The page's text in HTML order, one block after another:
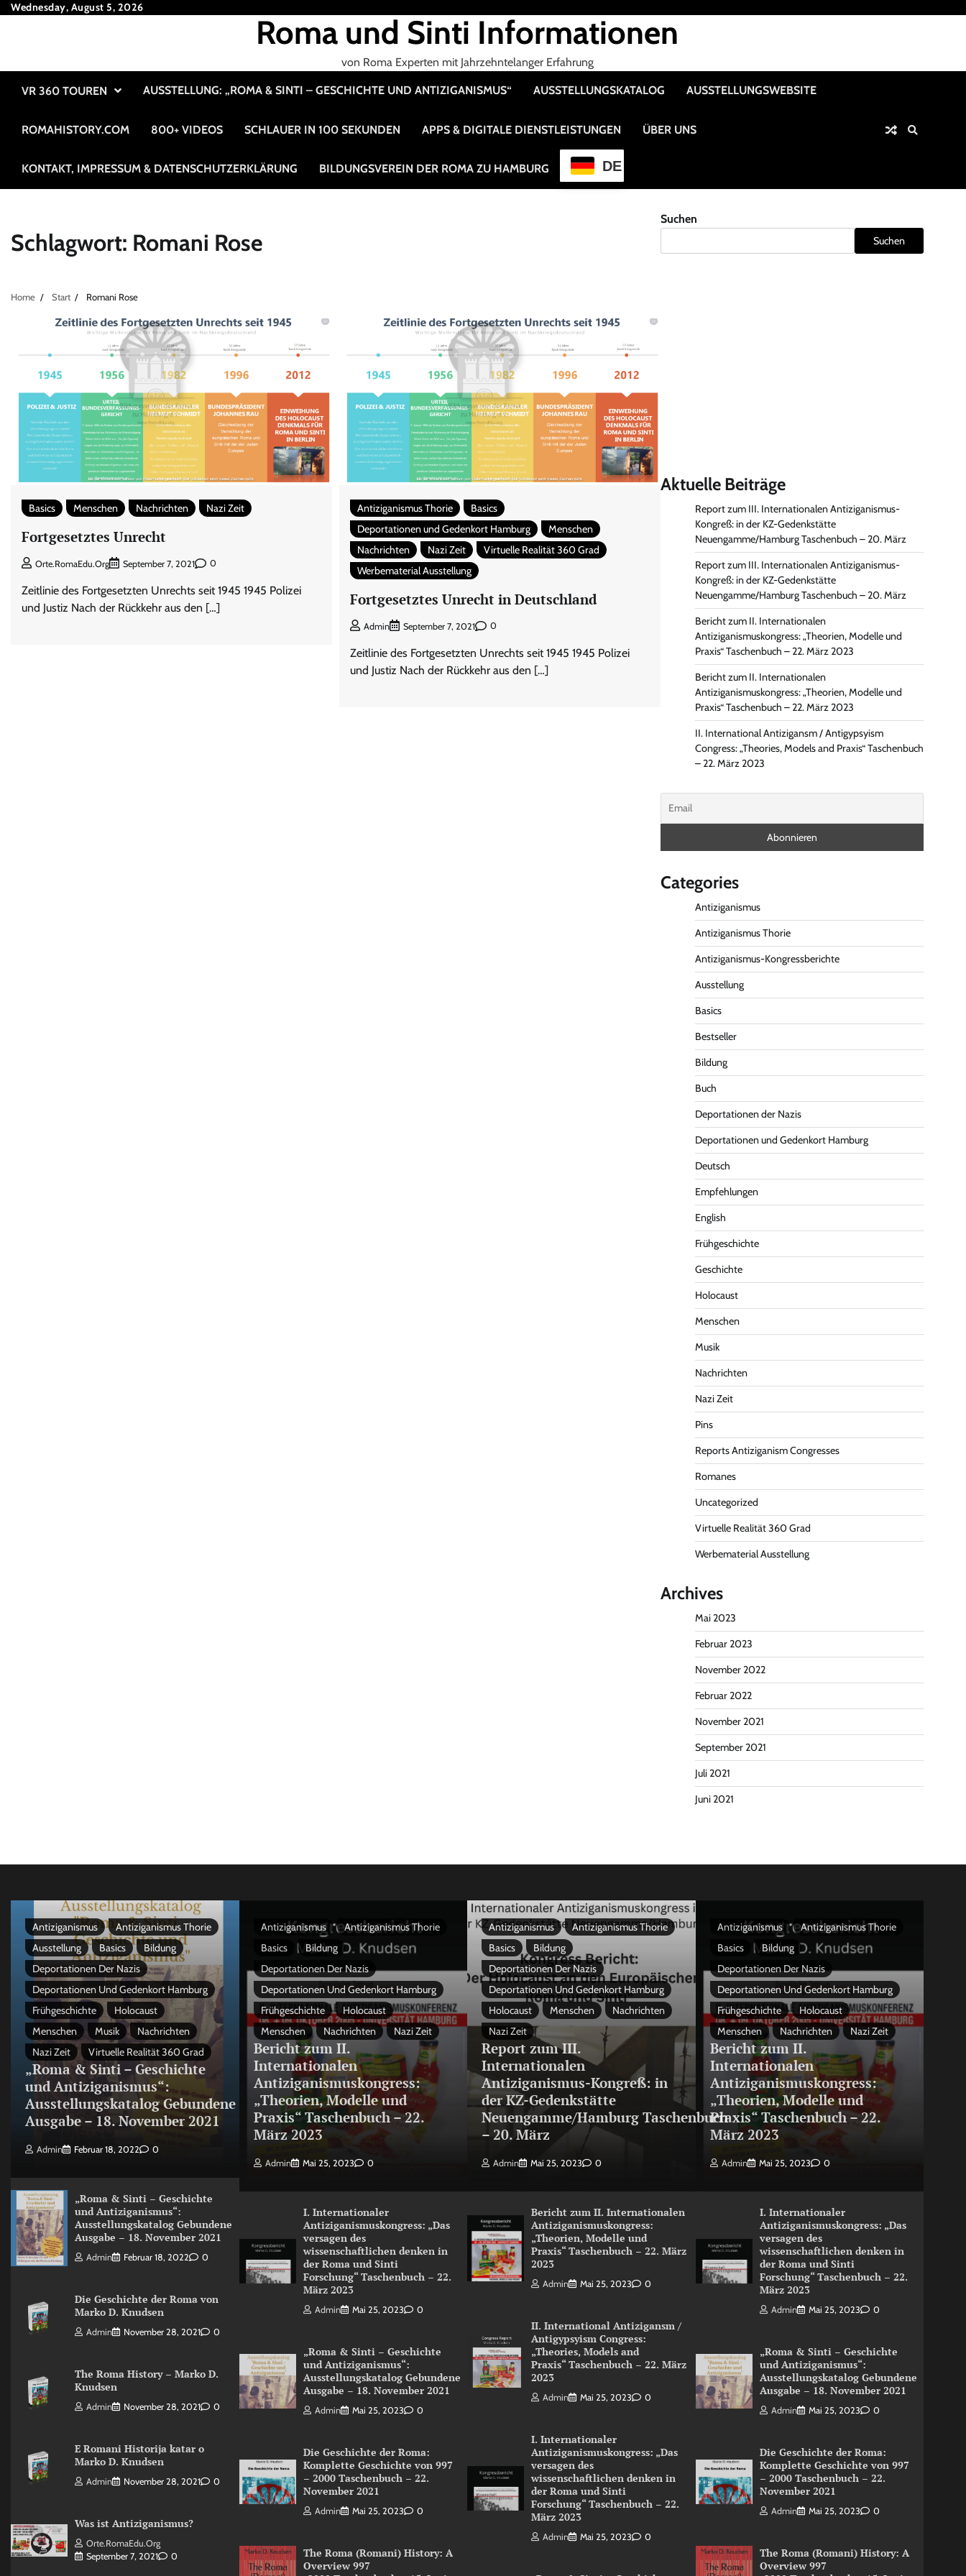
SkipWednesday, August 5, 2026
Roma und Sinti Informationen
von Roma Experten mit Jahrzehntelanger Erfahrung
VR 360 TOUREN AUSSTELLUNG: „ROMA & SINTI – GESCHICHTE UND ANTIZIGANISMUS“ AUSSTELLUNGSKATALOG AUSSTELLUNGSWEBSITE
ROMAHISTORY.COM 800+ VIDEOS SCHLAUER IN 100 SEKUNDEN APPS & DIGITALE DIENSTLEISTUNGEN ÜBER UNS
KONTAKT, IMPRESSUM & DATENSCHUTZERKLÄRUNG BILDUNGSVEREIN DER ROMA ZU HAMBURG DE
Schlagwort: Romani Rose
Home Start Romani Rose
Basics Menschen Nachrichten Nazi Zeit
Fortgesetztes Unrecht
Orte.RomaEdu.org September 7, 2021 0
Zeitlinie des Fortgesetzten Unrechts seit 1945 1945 Polizei
und Justiz Nach der Rückkehr aus den […]
Antiziganismus Thorie
Basics
Deportationen und Gedenkort Hamburg
Menschen
Nachrichten
Nazi Zeit
Virtuelle Realität 360 Grad
Werbematerial Ausstellung
Fortgesetztes Unrecht in Deutschland
Admin September 7, 2021 0
Zeitlinie des Fortgesetzten Unrechts seit 1945 1945 Polizei
und Justiz Nach der Rückkehr aus den […]
Suchen
Suchen
Aktuelle Beiträge
Report zum III. Internationalen Antiziganismus-
Kongreß: in der KZ-Gedenkstätte
Neuengamme/Hamburg Taschenbuch – 20. März
Report zum III. Internationalen Antiziganismus-
Kongreß: in der KZ-Gedenkstätte
Neuengamme/Hamburg Taschenbuch – 20. März
Bericht zum II. Internationalen
Antiziganismuskongress: „Theorien, Modelle und
Praxis“ Taschenbuch – 22. März 2023
Bericht zum II. Internationalen
Antiziganismuskongress: „Theorien, Modelle und
Praxis“ Taschenbuch – 22. März 2023
II. International Antizigansm / Antigypsyism
Congress: „Theories, Models and Praxis“ Taschenbuch
– 22. März 2023
Categories
Antiziganismus
Antiziganismus Thorie
Antiziganismus-Kongressberichte
Ausstellung
Basics
Bestseller
Bildung
Buch
Deportationen der Nazis
Deportationen und Gedenkort Hamburg
Deutsch
Empfehlungen
English
Frühgeschichte
Geschichte
Holocaust
Menschen
Musik
Nachrichten
Nazi Zeit
Pins
Reports Antiziganism Congresses
Romanes
Uncategorized
Virtuelle Realität 360 Grad
Werbematerial Ausstellung
Archives
Mai 2023
Februar 2023
November 2022
Februar 2022
November 2021
September 2021
Juli 2021
Juni 2021
Antiziganismus
Antiziganismus Thorie
Ausstellung
Basics
Bildung
Deportationen Der Nazis
Deportationen Und Gedenkort Hamburg
Frühgeschichte
Holocaust
Menschen
Musik
Nachrichten
Nazi Zeit
Virtuelle Realität 360 Grad
„Roma & Sinti – Geschichte
und Antiziganismus“:
Ausstellungskatalog Gebundene
Ausgabe – 18. November 2021
Admin Februar 18, 2022 0
„Roma & Sinti – Geschichte
und Antiziganismus“:
Ausstellungskatalog Gebundene
Ausgabe – 18. November 2021
Admin Februar 18, 2022 0
Die Geschichte der Roma von
Marko D. Knudsen
Admin November 28, 2021 0
The Roma History – Marko D.
Knudsen
Admin November 28, 2021 0
E Romani Historija katar o
Marko D. Knudsen
Admin November 28, 2021 0
Was ist Antiziganismus?
Orte.RomaEdu.org
September 7, 2021
0
Antiziganismus
Antiziganismus Thorie
Basics
Bildung
Deportationen Der Nazis
Deportationen Und Gedenkort Hamburg
Frühgeschichte
Holocaust
Menschen
Nachrichten Nazi Zeit
Bericht zum II.
Internationalen
Antiziganismuskongress:
„Theorien, Modelle und
Praxis“ Taschenbuch – 22.
März 2023
Admin Mai 25, 2023 0
I. Internationaler
Antiziganismuskongress: „Das
versagen des
wissenschaftlichen denken in
der Roma und Sinti
Forschung“ Taschenbuch – 22.
März 2023
Admin Mai 25, 2023 0
„Roma & Sinti – Geschichte
und Antiziganismus“:
Ausstellungskatalog Gebundene
Ausgabe – 18. November 2021
Admin Mai 25, 2023 0
Die Geschichte der Roma:
Komplette Geschichte von 997
– 2000 Taschenbuch – 22.
November 2021
Admin Mai 25, 2023 0
The Roma (Romani) History: A
Overview 997
Antiziganismus
Antiziganismus Thorie
Basics
Bildung
Deportationen Der Nazis
Deportationen Und Gedenkort Hamburg
Holocaust
Menschen
Nachrichten
Nazi Zeit
Report zum III.
Internationalen
Antiziganismus-Kongreß: in
der KZ-Gedenkstätte
Neuengamme/Hamburg Taschenbuch
– 20. März
Admin Mai 25, 2023 0
Bericht zum II. Internationalen
Antiziganismuskongress:
„Theorien, Modelle und
Praxis“ Taschenbuch – 22. März
2023
Admin Mai 25, 2023 0
II. International Antizigansm /
Antigypsyism Congress:
„Theories, Models and
Praxis“ Taschenbuch – 22. März
2023
Admin Mai 25, 2023 0
I. Internationaler
Antiziganismuskongress: „Das
versagen des
wissenschaftlichen denken in
der Roma und Sinti
Forschung“ Taschenbuch – 22.
März 2023
Admin Mai 25, 2023 0
Antiziganismus
Antiziganismus Thorie
Basics
Bildung
Deportationen Der Nazis
Deportationen Und Gedenkort Hamburg
Frühgeschichte
Holocaust
Menschen
Nachrichten Nazi Zeit
Bericht zum II.
Internationalen
Antiziganismuskongress:
„Theorien, Modelle und
Praxis“ Taschenbuch – 22.
März 2023
Admin Mai 25, 2023 0
I. Internationaler
Antiziganismuskongress: „Das
versagen des
wissenschaftlichen denken in
der Roma und Sinti
Forschung“ Taschenbuch – 22.
März 2023
Admin Mai 25, 2023 0
„Roma & Sinti – Geschichte
und Antiziganismus“:
Ausstellungskatalog Gebundene
Ausgabe – 18. November 2021
Admin Mai 25, 2023 0
Die Geschichte der Roma:
Komplette Geschichte von 997
– 2000 Taschenbuch – 22.
November 2021
Admin Mai 25, 2023 0
The Roma (Romani) History: A
Overview 997